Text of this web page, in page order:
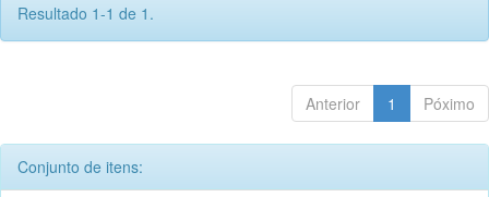
Resultado 1-1 de 1.
Anterior 1 Póximo
Conjunto de itens: